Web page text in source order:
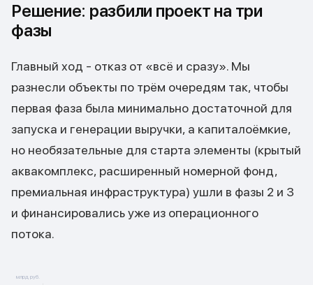
Решение: разбили проект на три
фазы
Главный ход - отказ от «всё и сразу». Мы
разнесли объекты по трём очередям так, чтобы
первая фаза была минимально достаточной для
запуска и генерации выручки, а капиталоёмкие,
но необязательные для старта элементы (крытый
аквакомплекс, расширенный номерной фонд,
премиальная инфраструктура) ушли в фазы 2 и 3
и финансировались уже из операционного
потока.
млрд руб.